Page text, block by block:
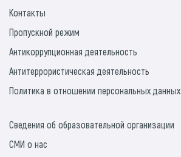
Контакты
Пропускной режим
Антикоррупционная деятельность
Антитеррористическая деятельность
Политика в отношении персональных данных
Сведения об образовательной организации
СМИ о нас